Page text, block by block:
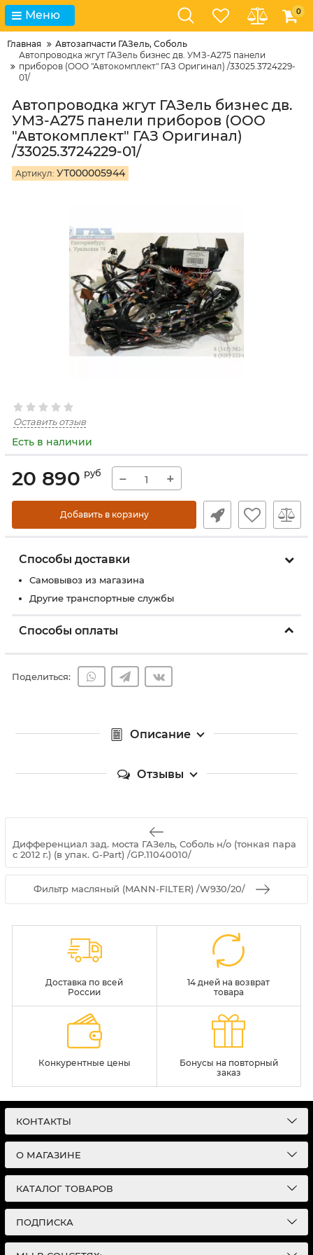
Меню 0
Главная
Автозапчасти ГАЗель, Соболь
Автопроводка жгут ГАЗель бизнес дв. УМЗ-А275 панели
приборов (ООО "Автокомплект" ГАЗ Оригинал) /33025.3724229-
01/
Автопроводка жгут ГАЗель бизнес дв.
УМЗ-А275 панели приборов (ООО
"Автокомплект" ГАЗ Оригинал)
/33025.3724229-01/
Артикул: УТ000005944
Оставить отзыв
Есть в наличии
20 890 руб − +
Добавить в корзину
Способы доставки
Самовывоз из магазина
Другие транспортные службы
Способы оплаты
Поделиться:
Описание
Отзывы
Дифференциал зад. моста ГАЗель, Соболь н/о (тонкая пара
с 2012 г.) (в упак. G-Part) /GP.11040010/
Фильтр масляный (MANN-FILTER) /W930/20/
Доставка по всей
России
14 дней на возврат
товара
Конкурентные цены
Бонусы на повторный
заказ
КОНТАКТЫ
О МАГАЗИНЕ
КАТАЛОГ ТОВАРОВ
ПОДПИСКА